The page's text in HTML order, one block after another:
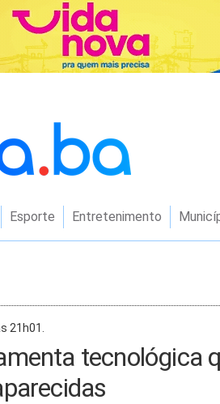
Esporte Entretenimento
21h01.
tecnológica